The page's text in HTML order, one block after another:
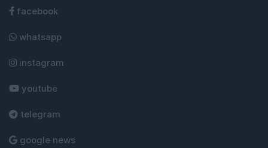
facebook
whatsapp
instagram
youtube
telegram
google news